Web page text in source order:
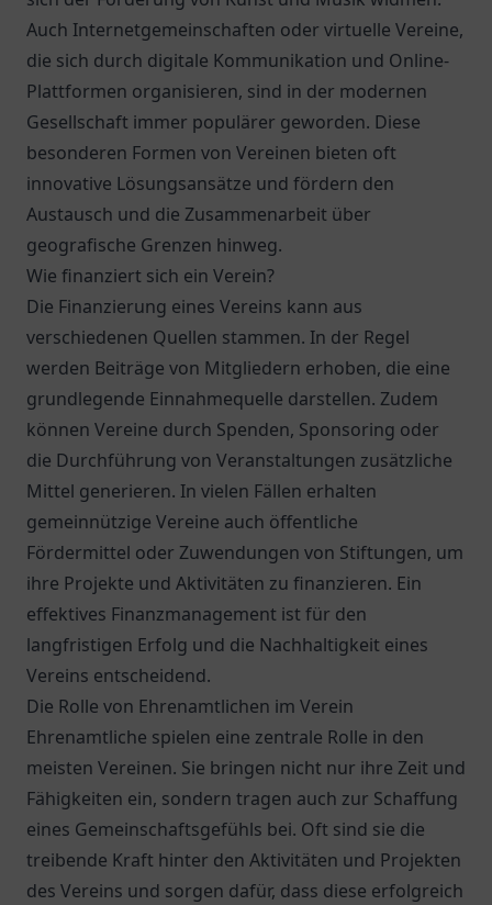
Auch Internetgemeinschaften oder virtuelle Vereine,
die sich durch digitale Kommunikation und Online-
Plattformen organisieren, sind in der modernen
Gesellschaft immer populärer geworden. Diese
besonderen Formen von Vereinen bieten oft
innovative Lösungsansätze und fördern den
Austausch und die Zusammenarbeit über
geografische Grenzen hinweg.
Wie finanziert sich ein Verein?
Die Finanzierung eines Vereins kann aus
verschiedenen Quellen stammen. In der Regel
werden Beiträge von Mitgliedern erhoben, die eine
grundlegende Einnahmequelle darstellen. Zudem
können Vereine durch Spenden, Sponsoring oder
die Durchführung von Veranstaltungen zusätzliche
Mittel generieren. In vielen Fällen erhalten
gemeinnützige Vereine auch öffentliche
Fördermittel oder Zuwendungen von Stiftungen, um
ihre Projekte und Aktivitäten zu finanzieren. Ein
effektives Finanzmanagement ist für den
langfristigen Erfolg und die Nachhaltigkeit eines
Vereins entscheidend.
Die Rolle von Ehrenamtlichen im Verein
Ehrenamtliche spielen eine zentrale Rolle in den
meisten Vereinen. Sie bringen nicht nur ihre Zeit und
Fähigkeiten ein, sondern tragen auch zur Schaffung
eines Gemeinschaftsgefühls bei. Oft sind sie die
treibende Kraft hinter den Aktivitäten und Projekten
des Vereins und sorgen dafür, dass diese erfolgreich